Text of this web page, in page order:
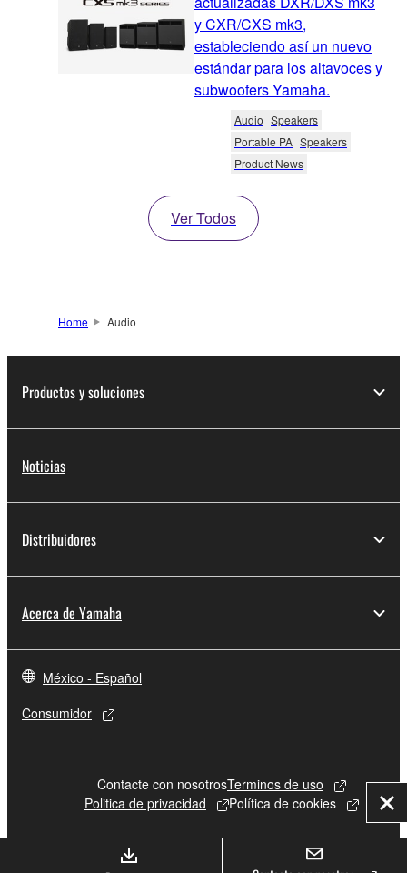
y CXR/CXS mk3,
estableciendo así un nuevo
estándar para los altavoces y
subwoofers Yamaha.
Audio Speakers
Portable PA Speakers
Product News
Ver Todos
Home Audio
Productos y soluciones
Noticias
Distribuidores
Acerca de Yamaha
México - Español
Consumidor
Contacte con nosotrosTerminos de uso
Politica de privacidad
Política de cookies